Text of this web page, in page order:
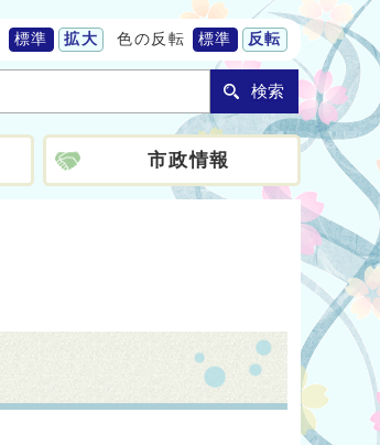
標準 拡大 色の反転 標準 反転
検索
市政情報